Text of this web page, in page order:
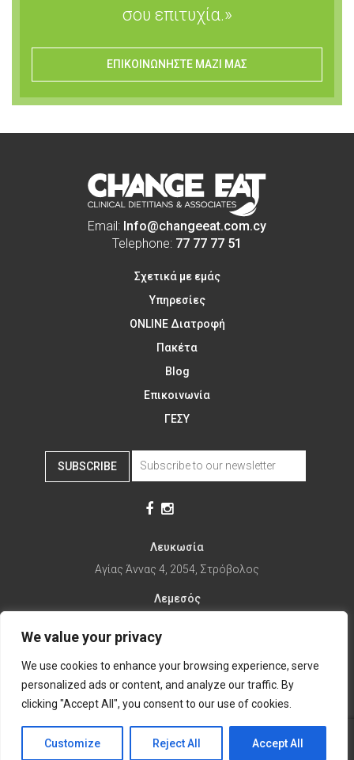
We value your privacy
We use cookies to enhance your browsing experience, serve
personalized ads or content, and analyze our traffic. By
clicking "Accept All", you consent to our use of cookies.
Customize Reject All Accept All
σου επιτυχία.»
ΕΠΙΚΟΙΝΩΝΗΣΤΕ ΜΑΖΙ ΜΑΣ
Email: Info@changeeat.com.cy
Telephone: 77 77 77 51
Σχετικά με εμάς
Υπηρεσίες
ONLINE Διατροφή
Πακέτα
Blog
Επικοινωνία
ΓΕΣΥ
SUBSCRIBE
Λευκωσία
Αγίας Άννας 4, 2054, Στρόβολος
Λεμεσός
1ης Απριλίου 67, 5281
it's time to Change Eat